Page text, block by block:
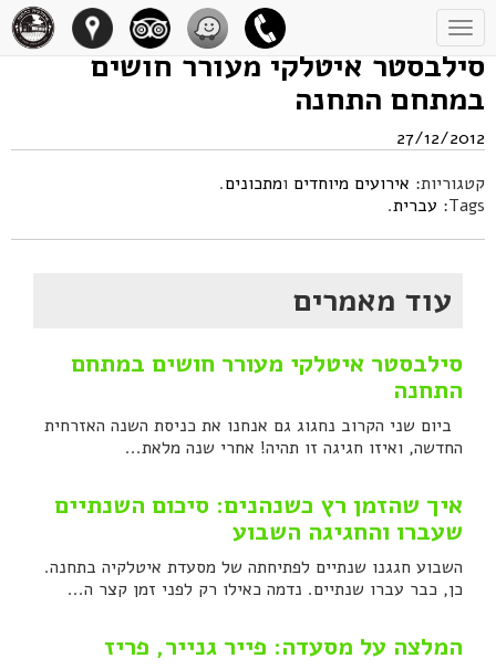
Toggle
navigation
סילבסטר איטלקי מעורר חושים
במתחם התחנה
27/12/2012
קטגוריות: אירועים מיוחדים ומתכונים.
Tags: עברית.
עוד מאמרים
סילבסטר איטלקי מעורר חושים במתחם
התחנה
ביום שני הקרוב נחגוג גם אנחנו את כניסת השנה האזרחית
החדשה, ואיזו חגיגה זו תהיה! אחרי שנה מלאת...
איך שהזמן רץ כשנהנים: סיכום השנתיים
שעברו והחגיגה השבוע
השבוע חגגנו שנתיים לפתיחתה של מסעדת איטלקיה בתחנה.
כן, כבר עברו שנתיים. נדמה כאילו רק לפני זמן קצר ה...
המלצה על מסעדה: פייר גנייר, פריז